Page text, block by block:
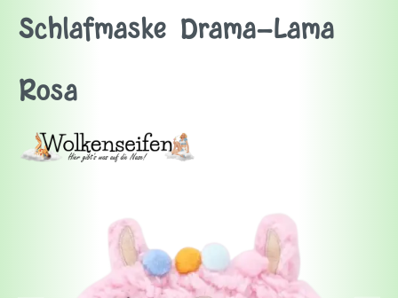
Schlafmaske Drama-Lama
Rosa